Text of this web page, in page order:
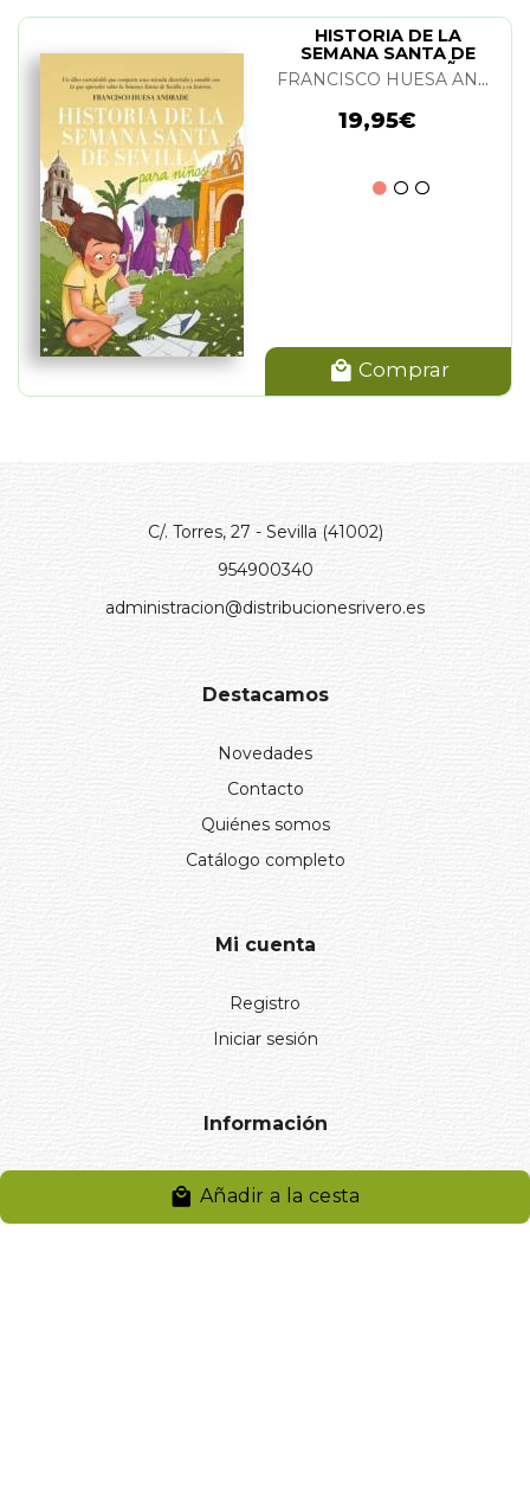
Añadir a la cesta
HISTORIA DE LA
SEMANA SANTA DE
SEVILLA PARA NIÑOSFRANCISCO HUESA ANDRADE
19,95€
Comprar
C/. Torres, 27 - Sevilla (41002)
954900340
administracion@distribucionesrivero.es
Destacamos
Novedades
Contacto
Quiénes somos
Catálogo completo
Mi cuenta
Registro
Iniciar sesión
Información
Aviso legal